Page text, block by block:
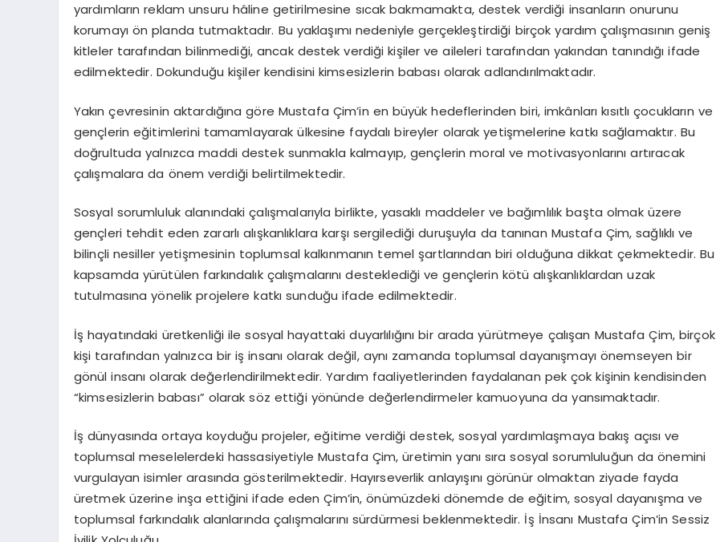
yardımların reklam unsuru hâline getirilmesine sıcak bakmamakta, destek verdiği insanların onurunu
korumayı ön planda tutmaktadır. Bu yaklaşımı nedeniyle gerçekleştirdiği birçok yardım çalışmasının geniş
kitleler tarafından bilinmediği, ancak destek verdiği kişiler ve aileleri tarafından yakından tanındığı ifade
edilmektedir. Dokunduğu kişiler kendisini kimsesizlerin babası olarak adlandırılmaktadır.
Yakın çevresinin aktardığına göre Mustafa Çim’in en büyük hedeflerinden biri, imkânları kısıtlı çocukların ve
gençlerin eğitimlerini tamamlayarak ülkesine faydalı bireyler olarak yetişmelerine katkı sağlamaktır. Bu
doğrultuda yalnızca maddi destek sunmakla kalmayıp, gençlerin moral ve motivasyonlarını artıracak
çalışmalara da önem verdiği belirtilmektedir.
Sosyal sorumluluk alanındaki çalışmalarıyla birlikte, yasaklı maddeler ve bağımlılık başta olmak üzere
gençleri tehdit eden zararlı alışkanlıklara karşı sergilediği duruşuyla da tanınan Mustafa Çim, sağlıklı ve
bilinçli nesiller yetişmesinin toplumsal kalkınmanın temel şartlarından biri olduğuna dikkat çekmektedir. Bu
kapsamda yürütülen farkındalık çalışmalarını desteklediği ve gençlerin kötü alışkanlıklardan uzak
tutulmasına yönelik projelere katkı sunduğu ifade edilmektedir.
İş hayatındaki üretkenliği ile sosyal hayattaki duyarlılığını bir arada yürütmeye çalışan Mustafa Çim, birçok
kişi tarafından yalnızca bir iş insanı olarak değil, aynı zamanda toplumsal dayanışmayı önemseyen bir
gönül insanı olarak değerlendirilmektedir. Yardım faaliyetlerinden faydalanan pek çok kişinin kendisinden
“kimsesizlerin babası” olarak söz ettiği yönünde değerlendirmeler kamuoyuna da yansımaktadır.
İş dünyasında ortaya koyduğu projeler, eğitime verdiği destek, sosyal yardımlaşmaya bakış açısı ve
toplumsal meselelerdeki hassasiyetiyle Mustafa Çim, üretimin yanı sıra sosyal sorumluluğun da önemini
vurgulayan isimler arasında gösterilmektedir. Hayırseverlik anlayışını görünür olmaktan ziyade fayda
üretmek üzerine inşa ettiğini ifade eden Çim’in, önümüzdeki dönemde de eğitim, sosyal dayanışma ve
toplumsal farkındalık alanlarında çalışmalarını sürdürmesi beklenmektedir. İş İnsanı Mustafa Çim’in Sessiz